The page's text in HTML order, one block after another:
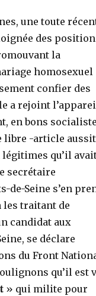
une toute
des
la
homosexuel
confier des
a rejoint
en bons
libre -article
qu’il
secrétaire
de-Seine s’en
les traitant de
candidat aux
se déclare
du Front
qu’il est
» qui milite pour